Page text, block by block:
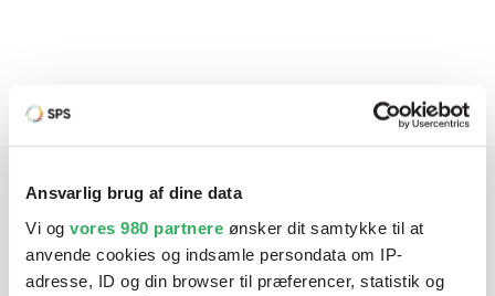
Ansvarlig brug af dine data
Vi og vores 980 partnere ønsker dit samtykke til at
anvende cookies og indsamle persondata om IP-
adresse, ID og din browser til præferencer, statistik og
P422-serien
Har du brug for hjælp? Vi sidder
klar ved telefonen